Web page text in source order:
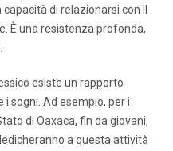
di relazionarsi con il
È una resistenza profonda,
esiste un rapporto
sogni. Ad esempio, per i
di Oaxaca, fin da giovani,
a questa attività